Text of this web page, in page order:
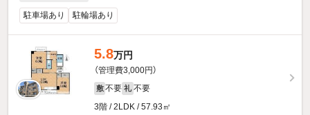
駐車場あり 駐輪場あり
5.8万円
（管理費3,000円）
敷 不要 礼 不要
3階 / 2LDK / 57.93㎡